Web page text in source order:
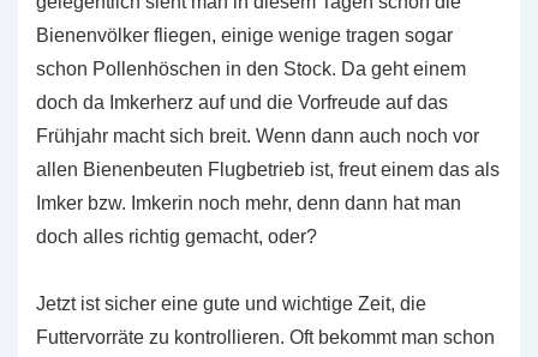
Bienenvölker fliegen, einige wenige tragen sogar
schon Pollenhöschen in den Stock. Da geht einem
doch da Imkerherz auf und die Vorfreude auf das
Frühjahr macht sich breit. Wenn dann auch noch vor
allen Bienenbeuten Flugbetrieb ist, freut einem das als
Imker bzw. Imkerin noch mehr, denn dann hat man
doch alles richtig gemacht, oder?
Jetzt ist sicher eine gute und wichtige Zeit, die
Futtervorräte zu kontrollieren. Oft bekommt man schon